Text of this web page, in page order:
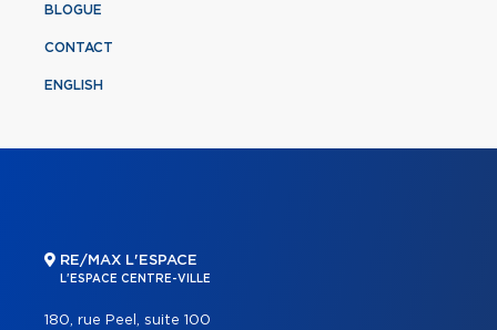
BLOGUE
CONTACT
ENGLISH
RE/MAX L'ESPACE
L'ESPACE CENTRE-VILLE
180, rue Peel, suite 100